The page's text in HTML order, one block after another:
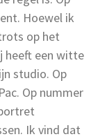
Hoewel ik
op het
heeft een witte
studio. Op
Op nummer
Ik vind dat